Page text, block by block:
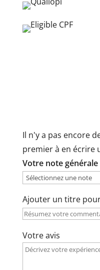
Il n'y a pas encore
premier à en écrire
Votre note générale
Ajouter un titre
Votre avis